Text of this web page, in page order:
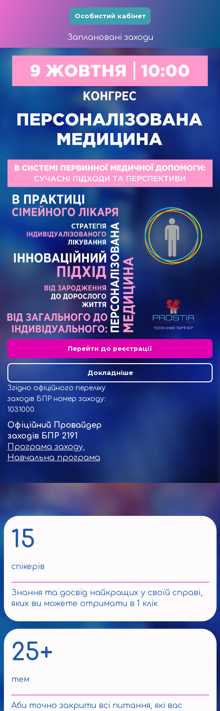
Особистий кабінет
Заплановані заходи
Перейти до реєстрації
Докладніше
Згідно офіційного переліку
заходів БПР номер заходу:
1031000
Офіційний Провайдер
заходів БПР 2191
Програма заходу,
Навчальна програма
15
спікерів
Знання та досвід найкращих у своїй справі,
яких ви можете отримати в 1 клік
25+
тем
Аби точно закрити всі питання, які вас